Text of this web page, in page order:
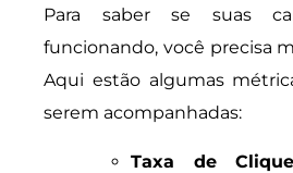
Para saber se suas
funcionando, você precisa
Aqui estão algumas
serem acompanhadas:
Taxa de